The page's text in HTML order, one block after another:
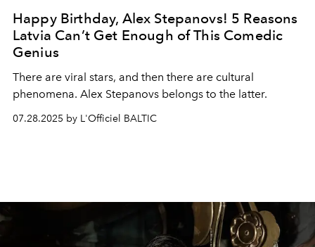
Happy Birthday, Alex Stepanovs! 5 Reasons
Latvia Can’t Get Enough of This Comedic
Genius
There are viral stars, and then there are cultural
phenomena. Alex Stepanovs belongs to the latter.
07.28.2025 by L'Officiel BALTIC